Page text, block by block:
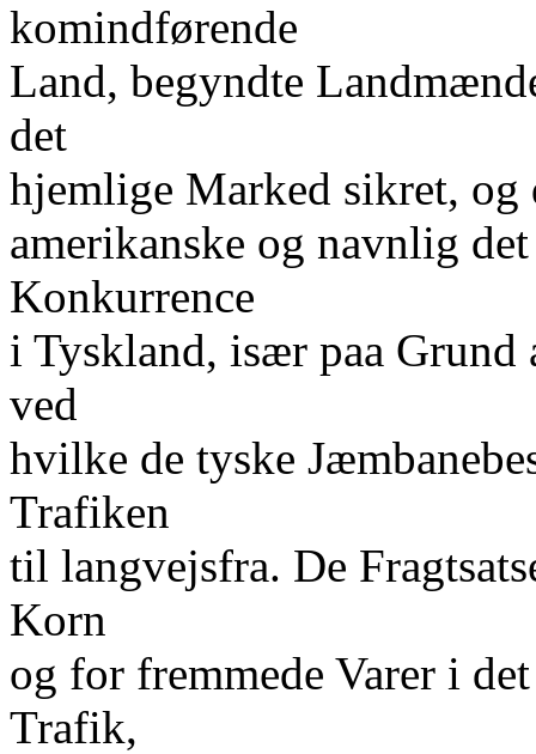
komindførende
Land, begyndte
det
hjemlige Marked sikret, og
amerikanske og navnlig
Konkurrence
i Tyskland, især paa
ved
hvilke de tyske
Trafiken
til langvejsfra. De
Korn
og for fremmede Varer i
Trafik,